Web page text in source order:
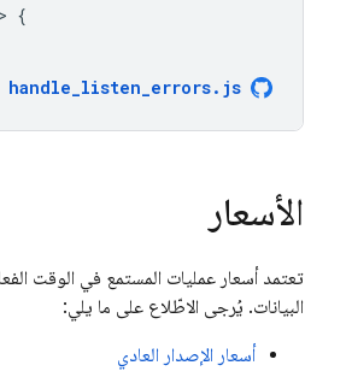
> {
handle_listen_errors. js
الأسعار
تعتمد أسعار عمليات المستمع في الوقت
البيانات. يُرجى الاطّلاع على ما يلي:
أسعار الإصدار العادي